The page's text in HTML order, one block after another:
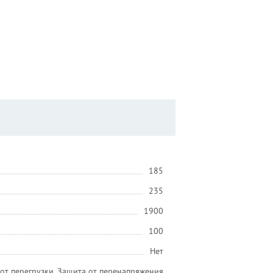
185
235
1900
100
Нет